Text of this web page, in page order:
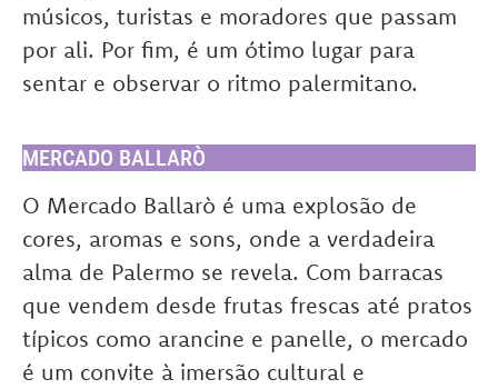
músicos, turistas e moradores que passam
por ali. Por fim, é um ótimo lugar para
sentar e observar o ritmo palermitano.
MERCADO BALLARÒ
O Mercado Ballarò é uma explosão de
cores, aromas e sons, onde a verdadeira
alma de Palermo se revela. Com barracas
que vendem desde frutas frescas até pratos
típicos como arancine e panelle, o mercado
é um convite à imersão cultural e